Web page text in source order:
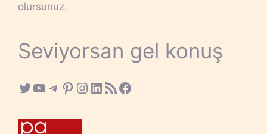
olursunuz.
Seviyorsan gel konuş
Twitter
YouTube
Telegram
Pinterest
Instagram
LinkedIn
RSS FeedFacebook